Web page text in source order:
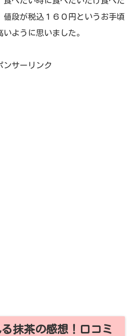
値段が税込１６０円というお手頃
ように思いました。
ンサーリンク
抹茶の感想！口コミ